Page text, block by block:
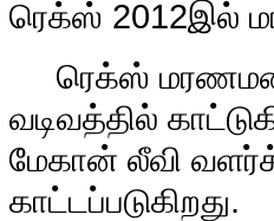
ரெக்ஸ் 2012இல்
ரெக்ஸ்
வடிவத்தில்
மேகான் லீவி
காட்டப்படுகிறது.